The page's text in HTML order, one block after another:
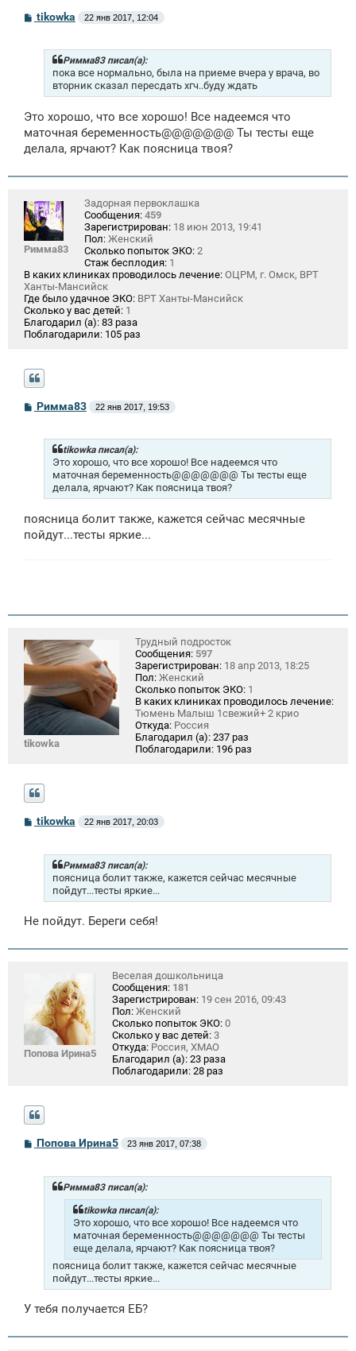
С
о
tikowka 22 янв 2017, 12:04
Римма83 писал(а):
пока все нормально, была на приеме вчера у врача, во
вторник сказал пересдать хгч..буду ждать
Это хорошо, что все хорошо! Все надеемся что
маточная беременность@@@@@@@ Ты тесты еще
делала, ярчают? Как поясница твоя?
Римма83
Задорная первоклашка
Сообщения: 459
Зарегистрирован: 18 июн 2013, 19:41
Пол: Женский
Сколько попыток ЭКО: 2
Стаж бесплодия: 1
В каких клиниках проводилось лечение: ОЦРМ, г. Омск, ВРТ
Ханты-Мансийск
Где было удачное ЭКО: ВРТ Ханты-Мансийск
Сколько у вас детей: 1
Благодарил (а): 83 раза
Поблагодарили: 105 раз
С
о
Римма83 22 янв 2017, 19:53
tikowka писал(а):
Это хорошо, что все хорошо! Все надеемся что
маточная беременность@@@@@@@ Ты тесты еще
делала, ярчают? Как поясница твоя?
поясница болит также, кажется сейчас месячные
пойдут...тесты яркие...
tikowka
Трудный подросток
Сообщения: 597
Зарегистрирован: 18 апр 2013, 18:25
Пол: Женский
Сколько попыток ЭКО: 1
В каких клиниках проводилось лечение:
Тюмень Малыш 1свежий+ 2 крио
Откуда: Россия
Благодарил (а): 237 раз
Поблагодарили: 196 раз
Сtikowka 22 янв 2017, 20:03
Римма83 писал(а):
поясница болит также, кажется сейчас месячные
пойдут...тесты яркие...
Не пойдут. Береги себя!
Попова Ирина5
Веселая дошкольница
Сообщения: 181
Зарегистрирован: 19 сен 2016, 09:43
Пол: Женский
Сколько попыток ЭКО: 0
Сколько у вас детей: 3
Откуда: Россия, ХМАО
Благодарил (а): 23 раза
Поблагодарили: 28 раз
СПопова Ирина5 23 янв 2017, 07:38
Римма83 писал(а):
tikowka писал(а):
Это хорошо, что все хорошо! Все надеемся что
маточная беременность@@@@@@@ Ты тесты
еще делала, ярчают? Как поясница твоя?
поясница болит также, кажется сейчас месячные
пойдут...тесты яркие...
У тебя получается ЕБ?